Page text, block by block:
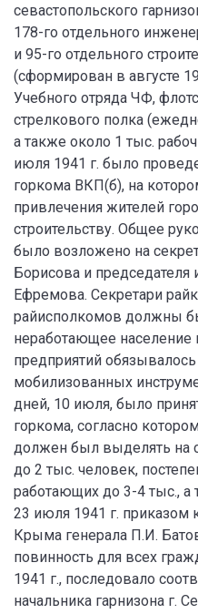
севастопольского
178-го отдельного
и 95-го отдельного
(сформирован в августе
Учебного отряда ЧФ,
стрелкового полка
а также около 1 тыс.
июля 1941 г. было
горкома ВКП(б), на
привлечения жителей
строительству. Общее
было возложено на
Борисова и председателя
Ефремова. Секретари
райисполкомов должны
неработающее население
предприятий
мобилизованных
дней, 10 июля, было
горкома, согласно
должен был выделять на
до 2 тыс. человек,
работающих до 3-4 тыс., а
23 июля 1941 г.
Крыма генерала П.И.
повинность для всех
1941 г., последовало
начальника гарнизона г.